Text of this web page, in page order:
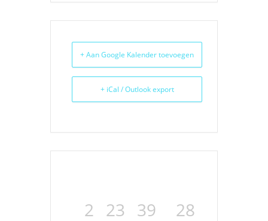
+ Aan Google Kalender toevoegen
+ iCal / Outlook export
2 23 39 28